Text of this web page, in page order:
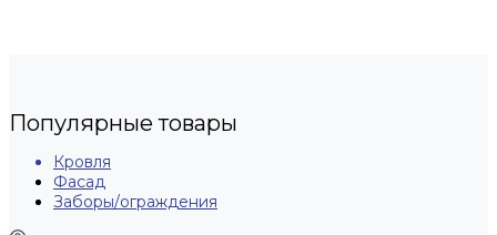
Популярные товары
Кровля
Фасад
Заборы/ограждения